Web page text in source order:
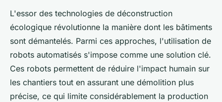
L'essor des technologies de déconstruction
écologique révolutionne la manière dont les bâtiments
sont démantelés. Parmi ces approches, l'utilisation de
robots automatisés s'impose comme une solution clé.
Ces robots permettent de réduire l'impact humain sur
les chantiers tout en assurant une démolition plus
précise, ce qui limite considérablement la production